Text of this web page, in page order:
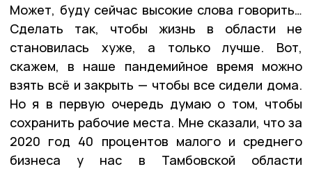
Может, буду сейчас высокие слова говорить…
Сделать так, чтобы жизнь в области не
становилась хуже, а только лучше. Вот,
скажем, в наше пандемийное время можно
взять всё и закрыть — чтобы все сидели дома.
Но я в первую очередь думаю о том, чтобы
сохранить рабочие места. Мне сказали, что за
2020 год 40 процентов малого и среднего
бизнеса у нас в Тамбовской области